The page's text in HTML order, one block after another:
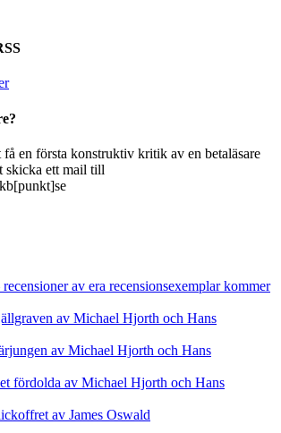
få en första konstruktiv kritik av en betaläsare
skicka ett mail till
av era recensionsexemplar kommer
av Michael Hjorth och Hans
av Michael Hjorth och Hans
fördolda av Michael Hjorth och Hans
av James Oswald